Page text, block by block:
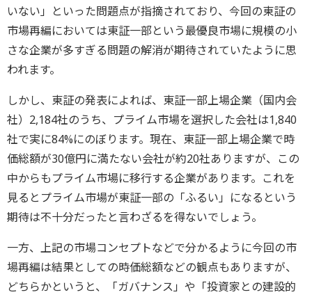
いない」といった問題点が指摘されており、今回の東証の
市場再編においては東証一部という最優良市場に規模の小
さな企業が多すぎる問題の解消が期待されていたように思
われます。
しかし、東証の発表によれば、東証一部上場企業（国内会
社）2,184社のうち、プライム市場を選択した会社は1,840
社で実に84%にのぼります。現在、東証一部上場企業で時
価総額が30億円に満たない会社が約20社ありますが、この
中からもプライム市場に移行する企業があります。これを
見るとプライム市場が東証一部の「ふるい」になるという
期待は不十分だったと言わざるを得ないでしょう。
一方、上記の市場コンセプトなどで分かるように今回の市
場再編は結果としての時価総額などの観点もありますが、
どちらかというと、「ガバナンス」や「投資家との建設的